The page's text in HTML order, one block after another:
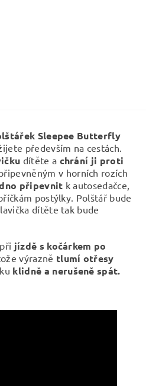
Sleepee Butterfly
především na cestách.
dítěte a chrání ji proti
v horních rozích
připevnit k autosedačce,
postýlky. Polštář bude
dítěte tak bude
jízdě s kočárkem po
výrazně tlumí otřesy
klidně a nerušeně spát.